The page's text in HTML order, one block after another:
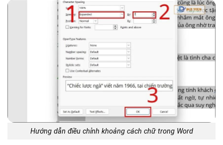
Hướng dẫn điều chỉnh khoảng cách chữ trong Word